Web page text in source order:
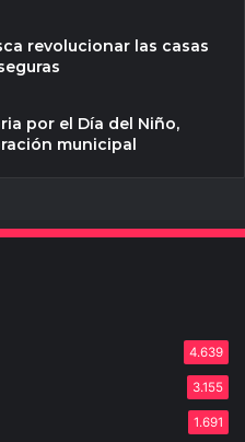
revolucionar las casas
por el Día del Niño,
municipal
4.639
3.155
1.691